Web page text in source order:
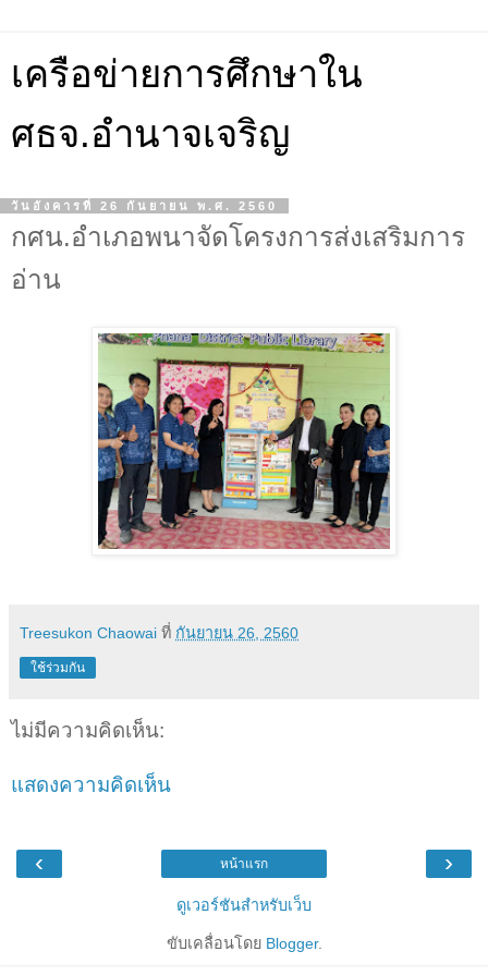
เครือข่ายการศึกษาใน
ศธจ.อำนาจเจริญ
วันอังคารที่ 26 กันยายน พ.ศ. 2560
กศน.อำเภอพนาจัดโครงการส่งเสริมการ
อ่าน
Treesukon Chaowai ที่ กันยายน 26, 2560
ใช้ร่วมกัน
ไม่มีความคิดเห็น:
แสดงความคิดเห็น
‹ ›
หน้าแรก
ดูเวอร์ชันสำหรับเว็บ
ขับเคลื่อนโดย Blogger.